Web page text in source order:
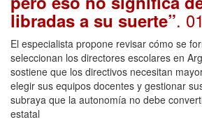
libradas a su suerte”.
El especialista propone revisar cómo se
seleccionan los directores escolares en
sostiene que los directivos necesitan
elegir sus equipos docentes y gestionar
subraya que la autonomía no debe
estatal